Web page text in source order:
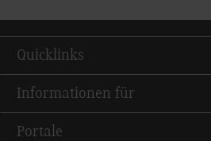
Quicklinks
Informationen für
Portale